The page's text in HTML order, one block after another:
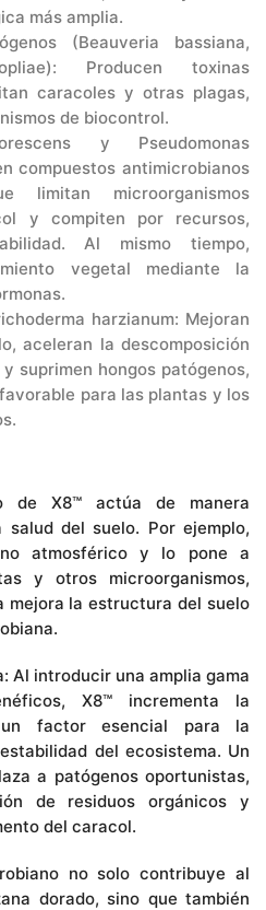
más amplia.
(Beauveria bassiana,
Producen toxinas
caracoles y otras plagas,
de biocontrol.
y Pseudomonas
compuestos antimicrobianos
limitan microorganismos
y compiten por recursos,
Al mismo tiempo,
vegetal mediante la
harzianum: Mejoran
aceleran la descomposición
suprimen hongos patógenos,
para las plantas y los
de X8™ actúa de manera
del suelo. Por ejemplo,
atmosférico y lo pone a
y otros microorganismos,
mejora la estructura del suelo
Al introducir una amplia gama
X8™ incrementa la
un factor esencial para la
del ecosistema. Un
a patógenos oportunistas,
de residuos orgánicos y
del caracol.
no solo contribuye al
dorado, sino que también